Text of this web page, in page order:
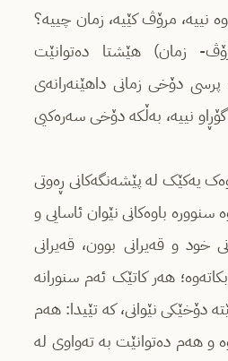
نییە، مرۆڤ کێیە، زمان چییە؟
زمان) هێشتا دەتوانێت
دۆخی زمانی داهێنەرانەی
نییە، بەڵکە دۆخی سەرەکیی
یەکێک لە پێشەنگەکانی ڕەوتی
باوەکانی نێوان ئاسایی و
خود و قەیرانی بوون، قەیرانی
هەر کاتێک ئەم سنورانە
دۆخێکی نێوانی، کە تێیدا: هەم
و هەم دەتوانێت بە تەواوی لە